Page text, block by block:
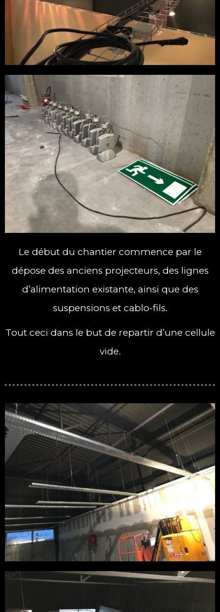
Le début du chantier commence par le
dépose des anciens projecteurs, des lignes
d’alimentation existante, ainsi que des
suspensions et cablo-fils.
Tout ceci dans le but de repartir d’une cellule
vide.